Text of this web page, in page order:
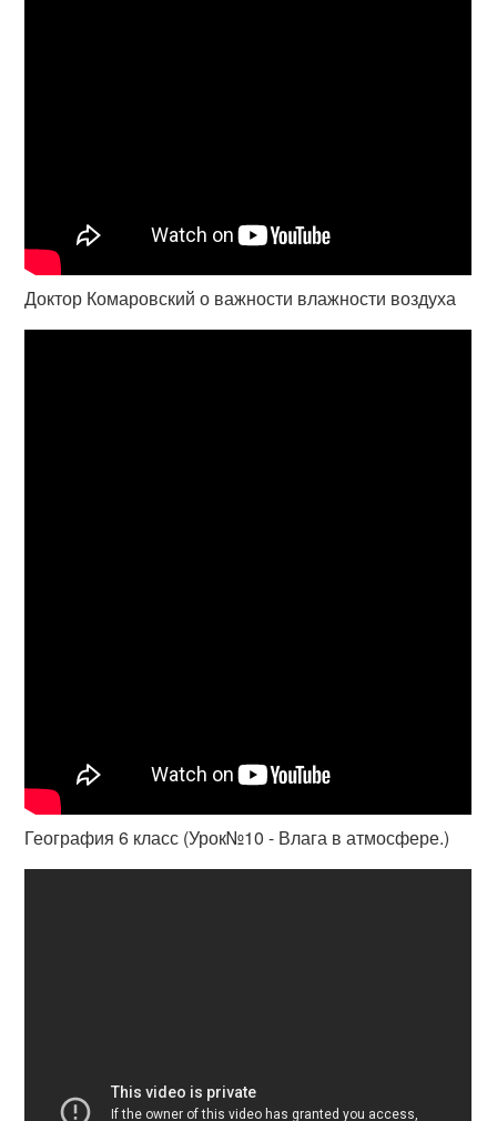
Доктор Комаровский о важности влажности воздуха
География 6 класс (Урок№10 - Влага в атмосфере.)